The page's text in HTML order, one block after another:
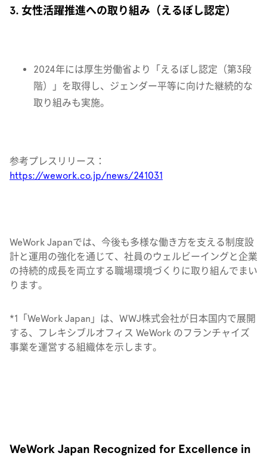
3. 女性活躍推進への取り組み（えるぼし認定）
2024年には厚生労働省より「えるぼし認定（第3段
階）」を取得し、ジェンダー平等に向けた継続的な
取り組みも実施。
参考プレスリリース：
https://wework.co.jp/news/241031
WeWork Japanでは、今後も多様な働き方を支える制度設
計と運用の強化を通じて、社員のウェルビーイングと企業
の持続的成長を両立する職場環境づくりに取り組んでまい
ります。
*1 「WeWork Japan」は、WWJ株式会社が日本国内で展開
する、フレキシブルオフィス WeWork のフランチャイズ
事業を運営する組織体を示します。
WeWork Japan Recognized for Excellence in